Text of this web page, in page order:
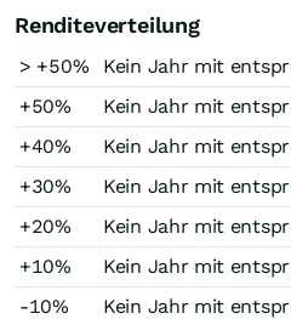
Renditeverteilung
> +50%
Kein Jahr mit
+50%
Kein Jahr mit
+40%
Kein Jahr mit
+30%
Kein Jahr mit
+20%
Kein Jahr mit
+10%
Kein Jahr mit
-10%
Kein Jahr mit